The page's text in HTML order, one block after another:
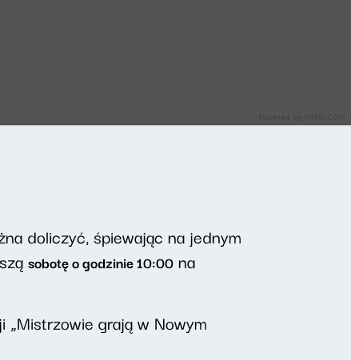
doliczyć, śpiewając na jednym
sobotę o godzinie 10:00 na
grają w Nowym